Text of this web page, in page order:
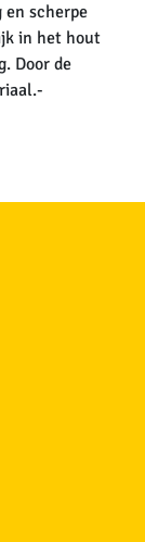
scherpe
in het hout
Door de